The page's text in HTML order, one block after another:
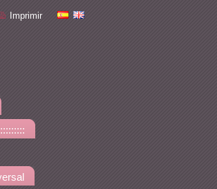
Imprimir